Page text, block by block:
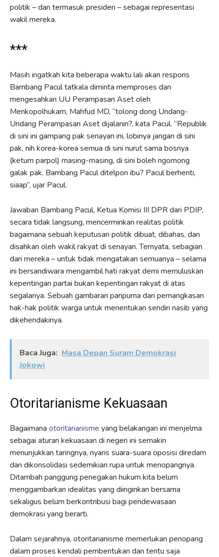
politik – dan termasuk presiden – sebagai representasi
wakil mereka.
***
Masih ingatkah kita beberapa waktu lali akan respons
Bambang Pacul tatkala diminta memproses dan
mengesahkan UU Perampasan Aset oleh
Menkopolhukam, Mahfud MD, “tolong dong Undang-
Undang Perampasan Aset dijalanin?, kata Pacul. “Republik
di sini ini gampang pak senayan ini, lobinya jangan di sini
pak, nih korea-korea semua di sini nurut sama bosnya
(ketum parpol) masing-masing, di sini boleh ngomong
galak pak. Bambang Pacul ditelpon ibu? Pacul berhenti,
siaap”, ujar Pacul.
Jawaban Bambang Pacul, Ketua Komisi III DPR dari PDIP,
secara tidak langsung, mencerminkan realitas politik
bagaimana sebuah keputusan politik dibuat, dibahas, dan
disahkan oleh wakil rakyat di senayan. Ternyata, sebagian
dari mereka – untuk tidak mengatakan semuanya – selama
ini bersandiwara mengambil hati rakyat demi memuluskan
kepentingan partai bukan kepentingan rakyat di atas
segalanya. Sebuah gambaran paripurna dari pemangkasan
hak-hak politik warga untuk menentukan sendiri nasib yang
dikehendakinya.
Baca Juga: Masa Depan Suram Demokrasi
Jokowi
Otoritarianisme Kekuasaan
Bagaimana otoritarianisme yang belakangan ini menjelma
sebagai aturan kekuasaan di negeri ini semakin
menunjukkan taringnya, nyaris suara-suara oposisi diredam
dan dikonsolidasi sedemikian rupa untuk menopangnya.
Ditambah panggung penegakan hukum kita belum
menggambarkan idealitas yang diinginkan bersama
sekaligus belum berkontribusi bagi pendewasaan
demokrasi yang berarti.
Dalam sejarahnya, otoritarianisme memerlukan penopang
dalam proses kendali pembentukan dan tentu saja